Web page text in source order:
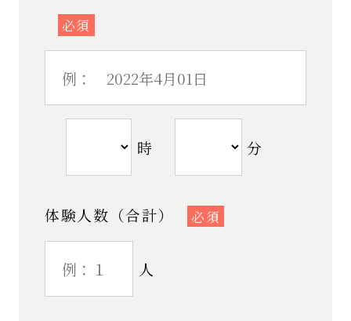
必須
時 分
体験人数（合計） 必須
人